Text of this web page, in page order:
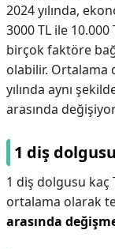
2024 yılında,
3000 TL ile
birçok faktöre
olabilir. Ortalama
yılında aynı
arasında
1 diş
1 diş dolgusu kaç
ortalama olarak
arasında